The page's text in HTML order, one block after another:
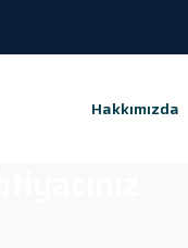
Hakkımızda